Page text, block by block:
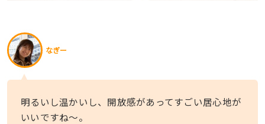
なぎー
明るいし温かいし、開放感があってすごい居心地が
いいですね〜。